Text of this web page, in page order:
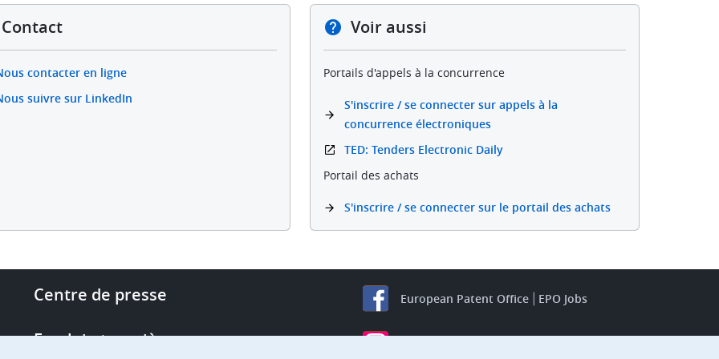
Contact
contacter en ligne
suivre sur LinkedIn
Voir aussi
Portails d'appels à la concurrence
S'inscrire / se connecter sur appels à la
concurrence électroniques
TED: Tenders Electronic Daily
Portail des achats
S'inscrire / se connecter sur le portail des achats
Footer
Centre de presse
Emploi et carrière
European Patent Office EPO Jobs